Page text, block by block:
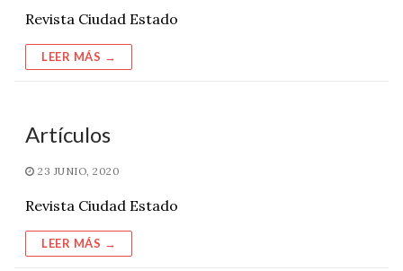
Revista Ciudad Estado
LEER MÁS →
Artículos
23 JUNIO, 2020
Revista Ciudad Estado
LEER MÁS →